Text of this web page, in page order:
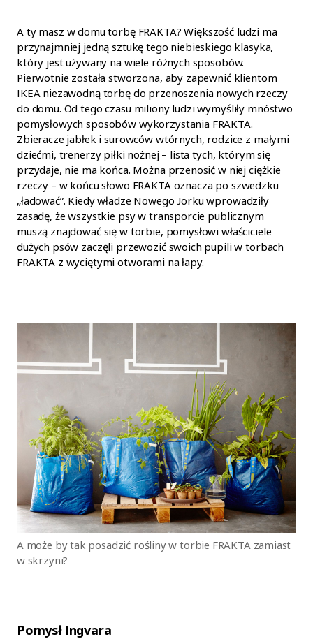
A ty masz w domu torbę FRAKTA? Większość ludzi ma
przynajmniej jedną sztukę tego niebieskiego klasyka,
który jest używany na wiele różnych sposobów.
Pierwotnie została stworzona, aby zapewnić klientom
IKEA niezawodną torbę do przenoszenia nowych rzeczy
do domu. Od tego czasu miliony ludzi wymyśliły mnóstwo
pomysłowych sposobów wykorzystania FRAKTA.
Zbieracze jabłek i surowców wtórnych, rodzice z małymi
dziećmi, trenerzy piłki nożnej – lista tych, którym się
przydaje, nie ma końca. Można przenosić w niej ciężkie
rzeczy – w końcu słowo FRAKTA oznacza po szwedzku
„ładować”. Kiedy władze Nowego Jorku wprowadziły
zasadę, że wszystkie psy w transporcie publicznym
muszą znajdować się w torbie, pomysłowi właściciele
dużych psów zaczęli przewozić swoich pupili w torbach
FRAKTA z wyciętymi otworami na łapy.
A może by tak posadzić rośliny w torbie FRAKTA zamiast
w skrzyni?
Pomysł Ingvara